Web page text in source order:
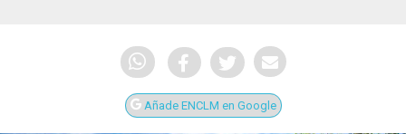
Añade ENCLM en Google